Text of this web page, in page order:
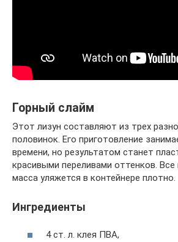
Горный слайм
Этот лизун составляют из трех
половинок. Его приготовление
времени, но результатом станет
красивыми переливами оттенков. Все
масса уляжется в контейнере плотно.
Ингредиенты
4 ст. л. клея ПВА,